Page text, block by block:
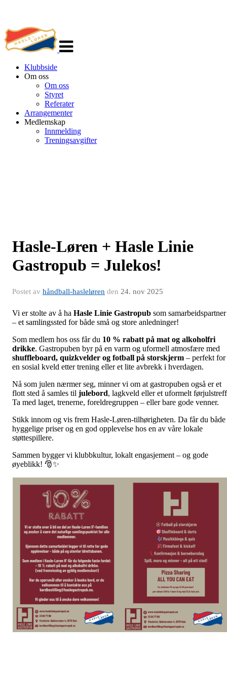
navigasjon
Klubbside
Om oss
Om oss
Styret
Referater
Arrangementer
Medlemskap
Innmelding
Treningsavgifter
Hasle-Løren + Hasle Linie
Gastropub = Julekos!
Postet av håndball-hasleløren den 24. nov 2025
Vi er stolte av å ha Hasle Linie Gastropub som samarbeidspartner
– et samlingssted for både små og store anledninger!
Som medlem hos oss får du 10 % rabatt på mat og alkoholfri
drikke. Gastropuben byr på en varm og uformell atmosfære med
shuffleboard, quizkvelder og fotball på storskjerm – perfekt for
en sosial kveld etter trening eller et lite avbrekk i hverdagen.
Nå som julen nærmer seg, minner vi om at gastropuben også er et
flott sted å samles til julebord, lagkveld eller et uformelt
Ta med laget, trenerne, foreldregruppen – eller bare gode venner.
Stikk innom og vis frem Hasle-Løren-tilhørigheten. Da får du både
hyggelige priser og en god opplevelse hos en av våre lokale
støttespillere.
Sammen bygger vi klubbkultur, lokalt engasjement – og gode
øyeblikk! 🎅✨